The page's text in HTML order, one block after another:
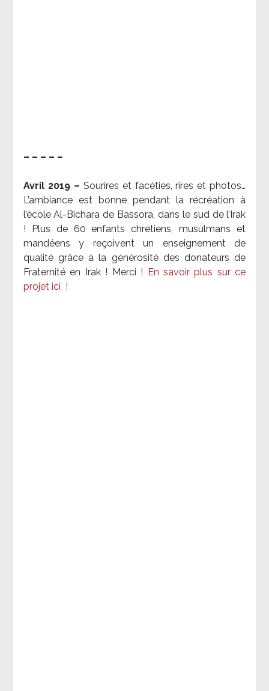
– – – – –
Avril 2019 – Sourires et facéties, rires et photos…
L’ambiance est bonne pendant la récréation à
l’école Al-Bichara de Bassora, dans le sud de l’Irak
! Plus de 60 enfants chrétiens, musulmans et
mandéens y reçoivent un enseignement de
qualité grâce à la générosité des donateurs de
Fraternité en Irak ! Merci !
En savoir plus sur ce
projet ici !